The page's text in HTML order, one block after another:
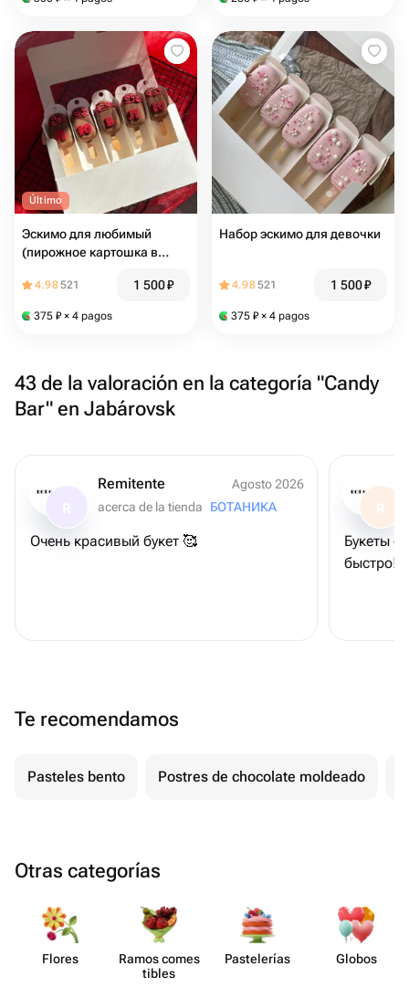
Último
Эскимо для любимый
(пирожное картошка в
4.98521 1 500₽
375 ₽ × 4 pagos
Набор эскимо для девочки
4.98521 1 500₽
375 ₽ × 4 pagos
43 de la valoración en la categoría "Candy
Bar" en Jabárovsk
Remitente
Agosto 2026
acerca de la tienda
БОТАНИКА
Очень красивый букет 🥰
R
Букеты
быстро!
Te recomendamos
Pasteles bento Postres de chocolate moldeado
Otras categorías
Flores
Ramos comes​
tibles
Paste​lerías Globos